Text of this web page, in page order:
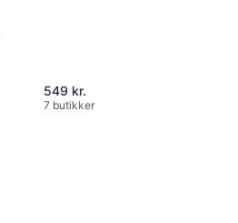
549 kr.
7 butikker